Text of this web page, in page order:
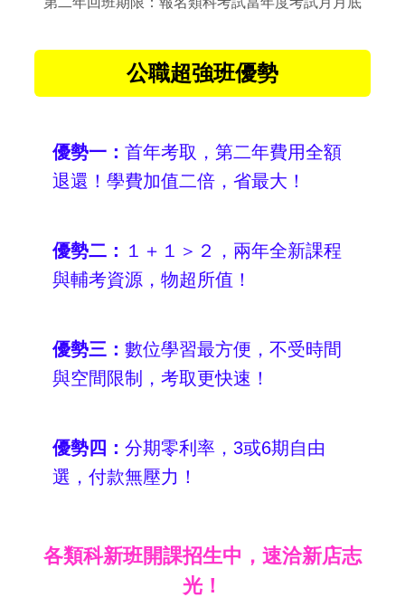
公職超強班優勢
優勢一： 首年考取，第二年費用全額
退還！學費加值二倍，省最大！
優勢二： １＋１＞２，兩年全新課程
與輔考資源，物超所值！
優勢三： 數位學習最方便，不受時間
與空間限制，考取更快速！
優勢四： 分期零利率，3或6期自由
選，付款無壓力！
各類科新班開課招生中，速洽新店志
光！